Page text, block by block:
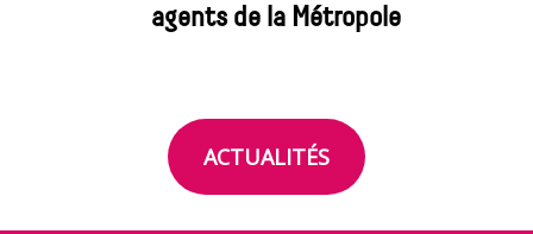
agents de la Métropole
ACTUALITÉS